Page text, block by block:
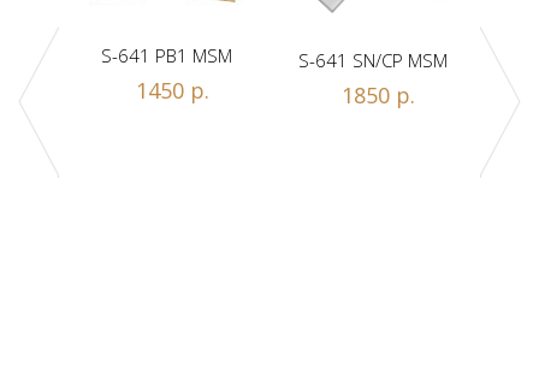
A
S-641 PB1 MSM
1450 р.
S-641 SN/CP MSM
1850 р.